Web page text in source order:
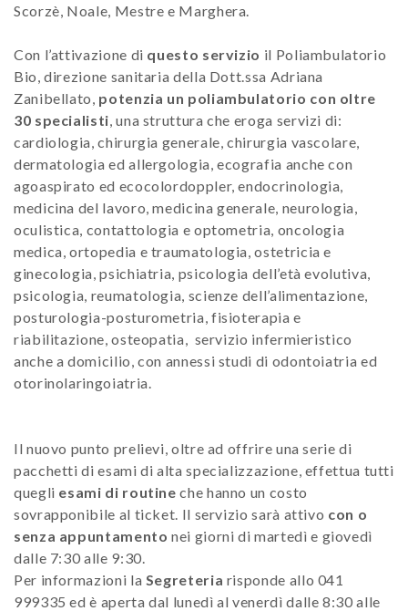
Scorzè, Noale, Mestre e Marghera.
Con l’attivazione di questo servizio il Poliambulatorio
Bio, direzione sanitaria della Dott.ssa Adriana
Zanibellato, potenzia un poliambulatorio con oltre
30 specialisti, una struttura che eroga servizi di:
cardiologia, chirurgia generale, chirurgia vascolare,
dermatologia ed allergologia, ecografia anche con
agoaspirato ed ecocolordoppler, endocrinologia,
medicina del lavoro, medicina generale, neurologia,
oculistica, contattologia e optometria, oncologia
medica, ortopedia e traumatologia, ostetricia e
ginecologia, psichiatria, psicologia dell’età evolutiva,
psicologia, reumatologia, scienze dell’alimentazione,
posturologia-posturometria, fisioterapia e
riabilitazione, osteopatia, servizio infermieristico
anche a domicilio, con annessi studi di odontoiatria ed
otorinolaringoiatria.
Il nuovo punto prelievi, oltre ad offrire una serie di
pacchetti di esami di alta specializzazione, effettua tutti
quegli esami di routine che hanno un costo
sovrapponibile al ticket. Il servizio sarà attivo con o
senza appuntamentonei giorni di martedì e giovedì
dalle 7:30 alle 9:30.
Per informazioni la Segreteria risponde allo 041
999335 ed è aperta dal lunedì al venerdì dalle 8:30 alle